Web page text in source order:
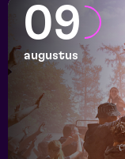
09
augustus